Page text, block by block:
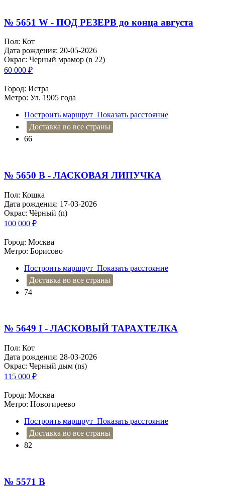
№ 5651 W - ПОД РЕЗЕРВ до конца августа
Пол: Кот
Дата рождения: 20-05-2026
Окрас: Черный мрамор (n 22)
60 000 ₽
Город: Истра
Метро: Ул. 1905 года
Построить маршрут Показать расстояние
Доставка во все страны
66
№ 5650 B - ЛАСКОВАЯ ЛИПУЧКА
Пол: Кошка
Дата рождения: 17-03-2026
Окрас: Чёрный (n)
100 000 ₽
Город: Москва
Метро: Борисово
Построить маршрут Показать расстояние
Доставка во все страны
74
№ 5649 I - ЛАСКОВЫЙ ТАРАХТЕЛКА
Пол: Кот
Дата рождения: 28-03-2026
Окрас: Черный дым (ns)
115 000 ₽
Город: Москва
Метро: Новогиреево
Построить маршрут Показать расстояние
Доставка во все страны
82
№ 5571 B